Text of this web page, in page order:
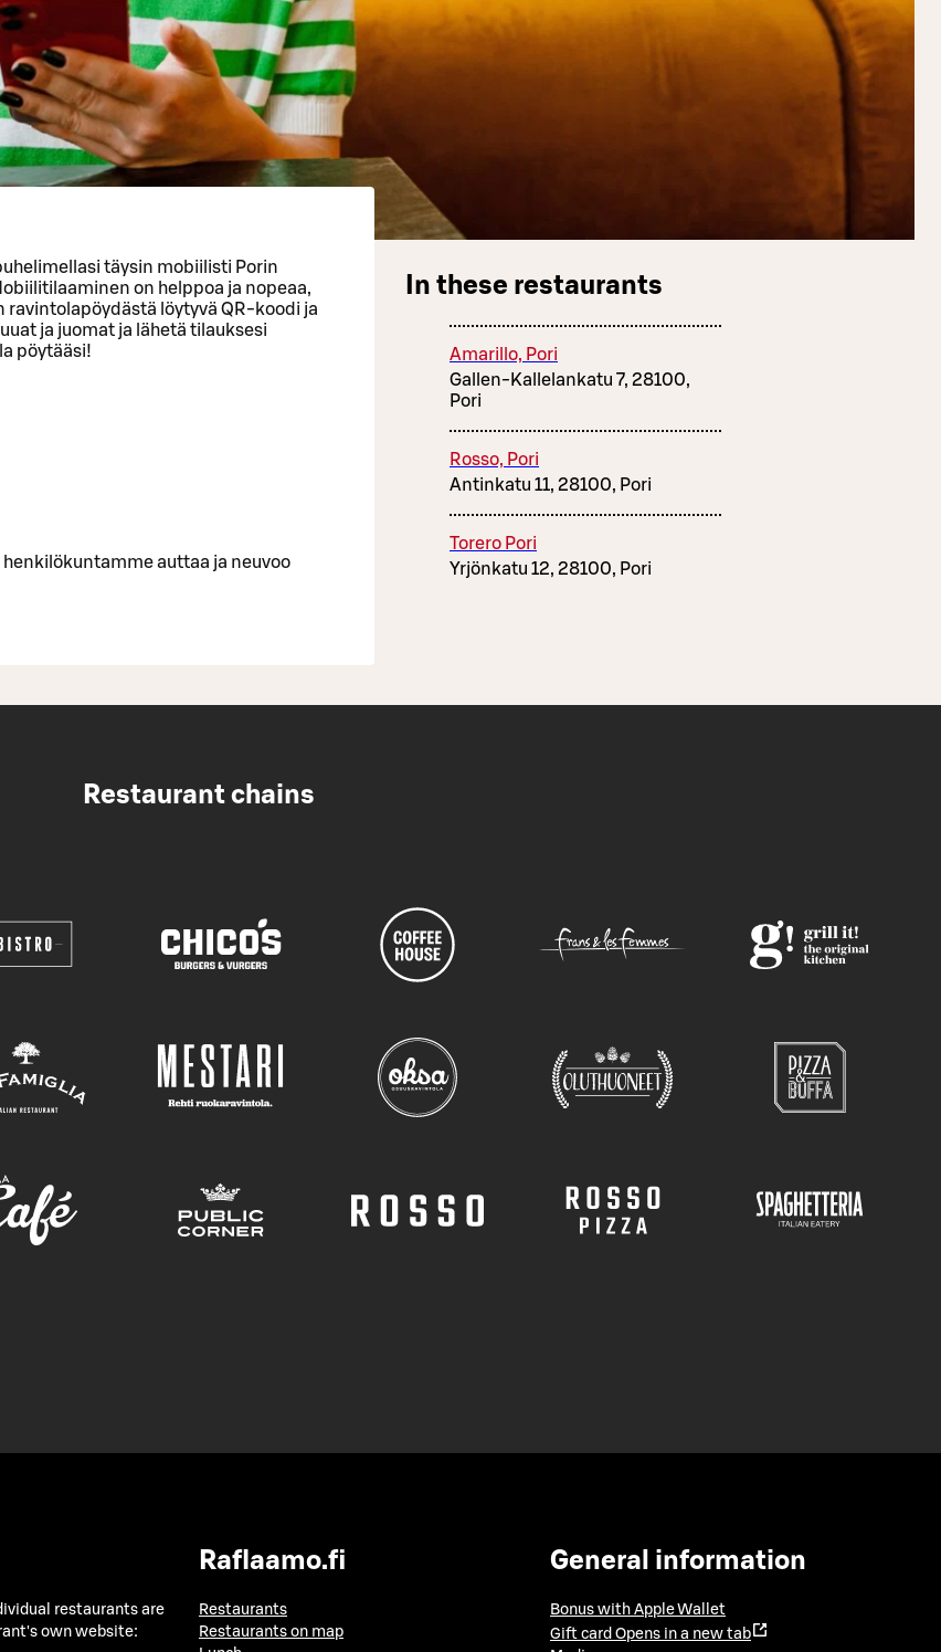
täysin mobiilisti Porin
on helppoa ja nopeaa,
ravintolapöydästä löytyvä QR-koodi ja
ja juomat ja lähetä tilauksesi
pöytääsi!
auttaa ja neuvoo
In these restaurants
Amarillo, Pori
Gallen-Kallelankatu 7, 28100,
Pori
Rosso, Pori
Antinkatu 11, 28100, Pori
Torero Pori
Yrjönkatu 12, 28100, Pori
Restaurant chains
restaurants are
own website:
Raflaamo.fi
Restaurants
Restaurants on map
General information
Bonus with Apple Wallet
Gift card Opens in a new tab